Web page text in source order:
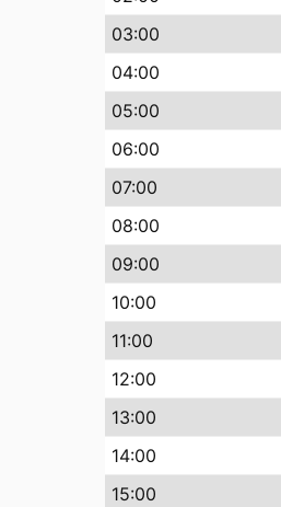
03:00
04:00
05:00
06:00
07:00
08:00
09:00
10:00
11:00
12:00
13:00
14:00
15:00